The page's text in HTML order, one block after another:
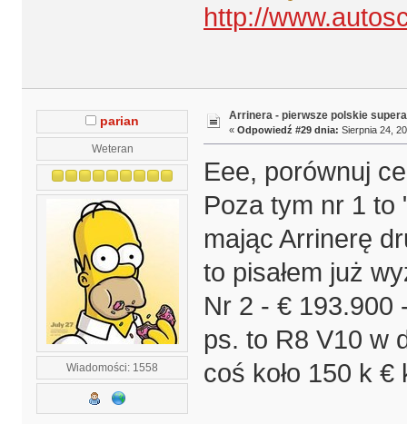
http://
parian
Weteran
Wiadomości: 1558
Arrinera - pierwsze polskie
« Odpowiedź #29 dnia: Sierpnia 24,
Eee, porównuj
Poza tym nr 1 to
mając Arrinerę
to pisałem już
Nr 2 - € 193.900
ps. to R8 V10 w
coś koło 150 k €